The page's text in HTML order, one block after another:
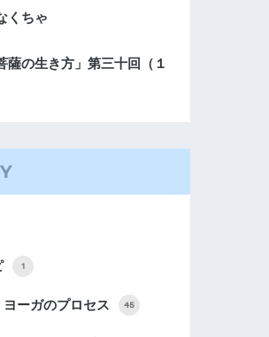
くちゃ
薩の生き方」第三十回（１
1
ーガのプロセス 45